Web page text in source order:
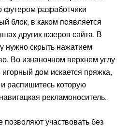
разработчики
блок, в каком появляется
других юзеров сайта. В
нужно скрыть нажатием
Во изнаночном верхнем углу
дом искается пряжка,
распишитесь которую
рекламоноситель.
участвовать без